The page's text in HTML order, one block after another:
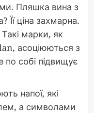
Пляшка вина з
Її ціна захмарна.
Такі марки, як
асоціюються з
собі підвищує
напої, які
а символами